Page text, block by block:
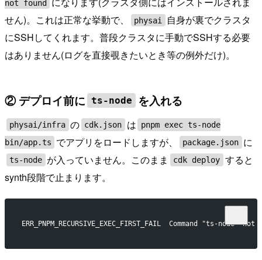
not found
せん)。これは正常な挙動で、
physai
自身が裏でクラスタ
にSSHしてくれます。普段クラスタに手動でSSHする必要
はありません(ログを直接覗きたいとき等の例外だけ)。
② デプロイ前に ts-node を入れる
physai/infra の cdk.json は
pnpm exec ts-node
bin/app.ts
でアプリをロードしますが、 package.json に
ts-node が入っていません。このまま cdk deploy すると
synth段階で止まります。
ERR_PNPM_RECURSIVE_EXEC_FIRST_FAIL  Command "ts-node" not